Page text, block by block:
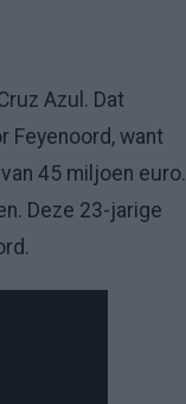
Azul. Dat
Feyenoord, want
45 miljoen euro.
Deze 23-jarige